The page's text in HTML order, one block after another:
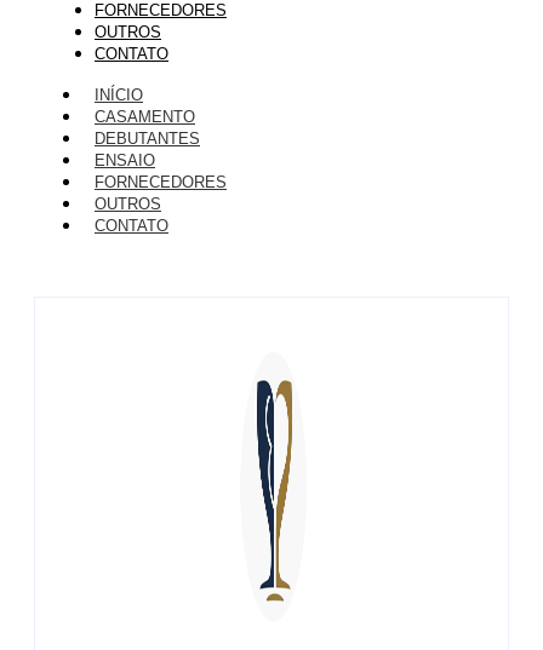
FORNECEDORES
OUTROS
CONTATO
INÍCIO
CASAMENTO
DEBUTANTES
ENSAIO
FORNECEDORES
OUTROS
CONTATO